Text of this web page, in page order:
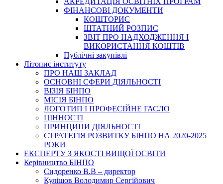
ФІНАНСОВІ ДОКУМЕНТИ
КОШТОРИС
ШТАТНИЙ РОЗПИС
ЗВІТ ПРО НАДХОДЖЕННЯ І
ВИКОРИСТАННЯ КОШТІВ
Публічні закупівлі
Літопис інституту
ПРО НАШ ЗАКЛАД
ОСНОВНІ СФЕРИ ДІЯЛЬНОСТІ
ВІЗІЯ БІНПО
МІСІЯ БІНПО
ЛОГОТИП І ПРОФЕСІЙНЕ ГАСЛО
ЦІННОСТІ
ПРИНЦИПИ ДІЯЛЬНОСТІ
СТРАТЕГІЯ РОЗВИТКУ БІНПО НА 2020-2025
РОКИ
ЕКСПЕРТУ З ЯКОСТІ ВИЩОЇ ОСВІТИ
Керівництво БІНПО
Сидоренко В.В – директор
Кулішов Володимир Сергійович